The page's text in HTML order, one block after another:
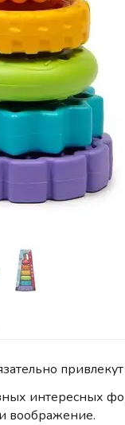
интересных
воображение.